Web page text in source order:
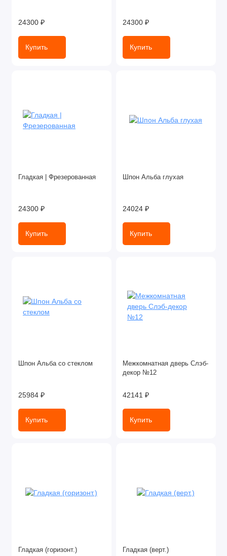
24300 ₽
Купить
24300 ₽
Купить
Гладкая | Фрезерованная
24300 ₽
Купить
Шпон Альба глухая
24024 ₽
Купить
Шпон Альба со стеклом
25984 ₽
Купить
Межкомнатная дверь Слэб-
декор №12
42141 ₽
Купить
Гладкая (горизонт.) Гладкая (верт.)